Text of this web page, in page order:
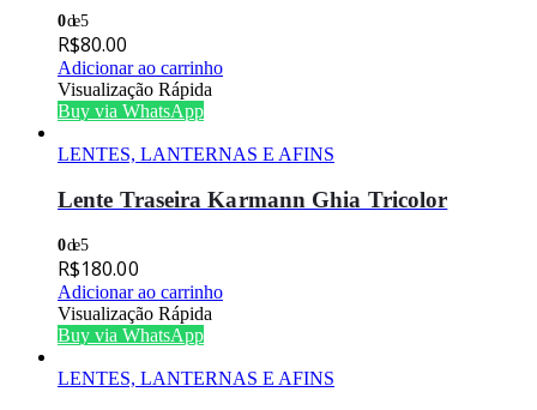
0de 5
R$80.00
Adicionar ao carrinho
Visualização Rápida
Buy via WhatsApp
LENTES, LANTERNAS E AFINS
Lente Traseira Karmann Ghia Tricolor
0de 5
R$180.00
Adicionar ao carrinho
Visualização Rápida
Buy via WhatsApp
LENTES, LANTERNAS E AFINS